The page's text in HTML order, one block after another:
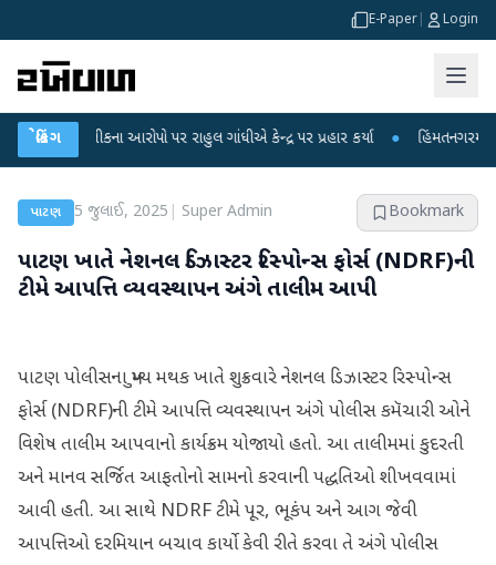
E-Paper Login
બ્રેકિંગ
લીકના આરોપો પર રાહુલ ગાંધીએ કેન્દ્ર પર પ્રહાર કર્યા ● હિંમતનગરમાં રહસ્યમય
પાટણ 5 જુલાઈ, 2025 Super Admin Bookmark
પાટણ ખાતે નેશનલ ડિઝાસ્ટર રિસ્પોન્સ ફોર્સ (NDRF)ની
ટીમે આપત્તિ વ્યવસ્થાપન અંગે તાલીમ આપી
પાટણ પોલીસના મુખ્ય મથક ખાતે શુક્રવારે નેશનલ ડિઝાસ્ટર રિસ્પોન્સ
ફોર્સ (NDRF)ની ટીમે આપત્તિ વ્યવસ્થાપન અંગે પોલીસ કમૅચારી ઓને
વિશેષ તાલીમ આપવાનો કાર્યક્રમ યોજાયો હતો. આ તાલીમમાં કુદરતી
અને માનવ સર્જિત આફતોનો સામનો કરવાની પદ્ધતિઓ શીખવવામાં
આવી હતી. આ સાથે NDRF ટીમે પૂર, ભૂકંપ અને આગ જેવી
આપત્તિઓ દરમિયાન બચાવ કાર્યો કેવી રીતે કરવા તે અંગે પોલીસ